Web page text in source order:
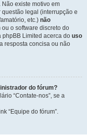
existe motivo em
legal (interrupção e
etc.) não
o software discreto do
Limited acerca do uso
resposta concisa ou não
do fórum?
“Contate-nos”, se a
“Equipe do fórum”.